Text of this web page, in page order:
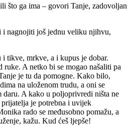
što ga ima – govori Tanje, zadovoljan
i nagnojiti još jednu veliku njihvu,
tikve, mrkve, a i kupus je dobar.
A netko bi se mogao našaliti pa
je tu da pomogne. Kako bilo,
na uloženom trudu, a oni se
A kako u poljoprivredi ništa ne
prijatelja je potrebna i uvijek
rado se međusobno pomažu, a
kažu. Kud ćeš ljepše!